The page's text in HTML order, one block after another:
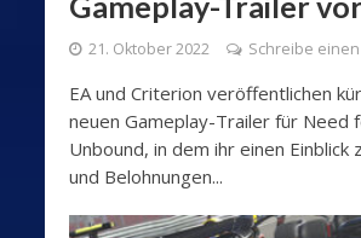
21. Oktober 2022 Schreibe
EA und Criterion veröffentlichen
neuen Gameplay-Trailer für Need
Unbound, in dem ihr einen Einblick
und Belohnungen...